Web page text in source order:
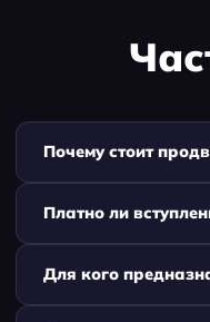
Почему стоит
Платно ли
Для кого